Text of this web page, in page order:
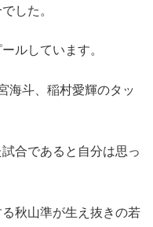
した。
ルしています。
海斗、稲村愛輝のタッ
合であると自分は思っ
秋山準が生え抜きの若